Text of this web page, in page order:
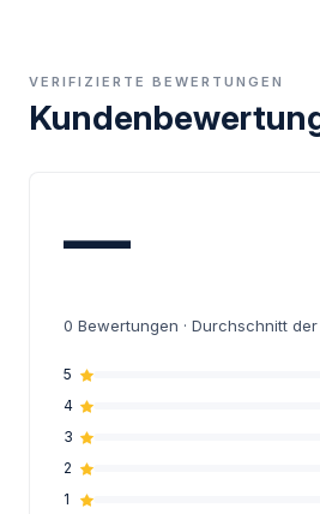
VERIFIZIERTE BEWERTUNGEN
—
0 Bewertungen · Durchschnitt
5
4
3
2
1